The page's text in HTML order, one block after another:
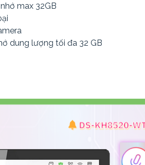
max 32GB
dung lượng tối đa 32 GB